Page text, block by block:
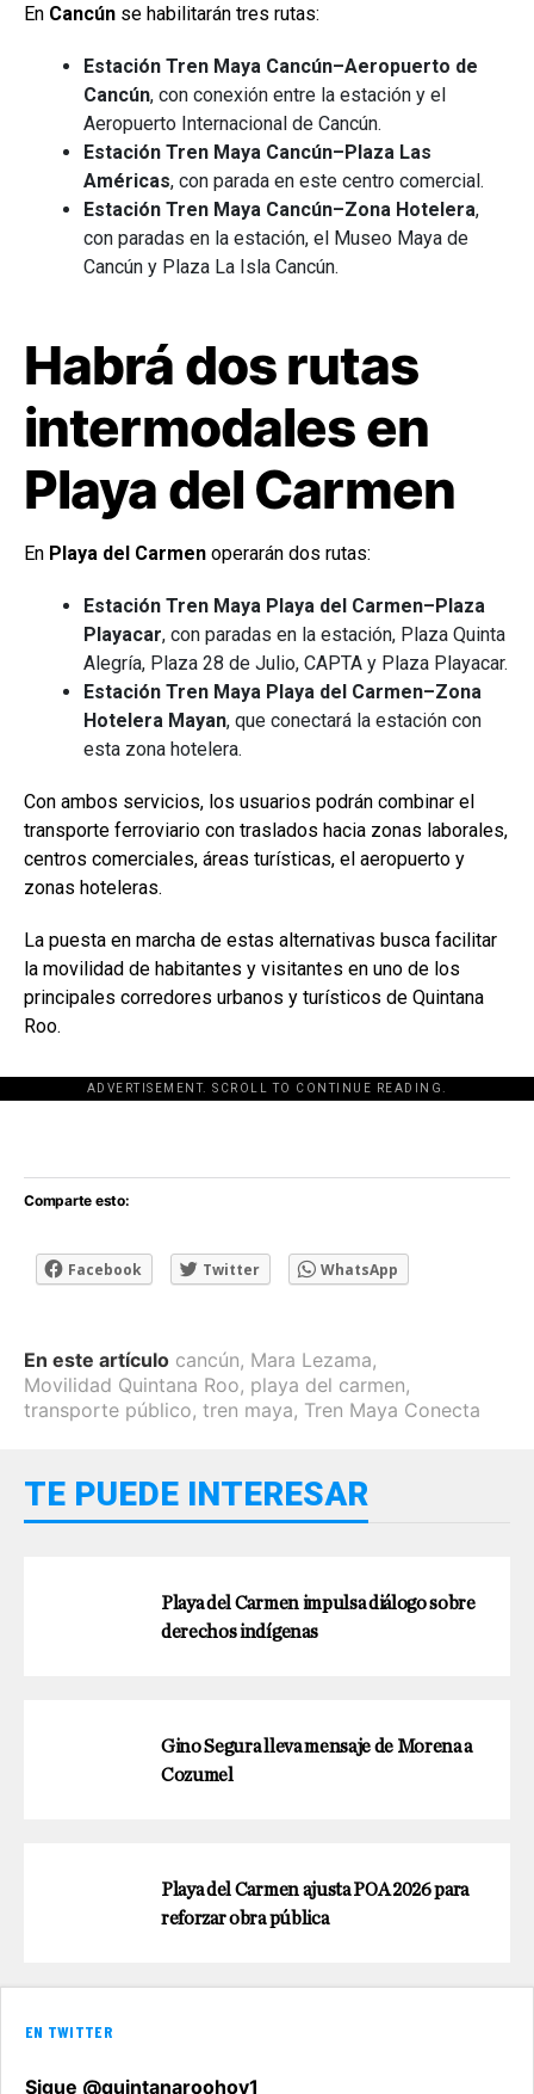
En Cancún se habilitarán tres rutas:
Estación Tren Maya Cancún–Aeropuerto de
Cancún, con conexión entre la estación y el
Aeropuerto Internacional de Cancún.
Estación Tren Maya Cancún–Plaza Las
Américas, con parada en este centro comercial.
Estación Tren Maya Cancún–Zona Hotelera,
con paradas en la estación, el Museo Maya de
Cancún y Plaza La Isla Cancún.
Habrá dos rutas
intermodales en
Playa del Carmen
En Playa del Carmen operarán dos rutas:
Estación Tren Maya Playa del Carmen–Plaza
Playacar, con paradas en la estación, Plaza Quinta
Alegría, Plaza 28 de Julio, CAPTA y Plaza Playacar.
Estación Tren Maya Playa del Carmen–Zona
Hotelera Mayan, que conectará la estación con
esta zona hotelera.
Con ambos servicios, los usuarios podrán combinar el
transporte ferroviario con traslados hacia zonas laborales,
centros comerciales, áreas turísticas, el aeropuerto y
zonas hoteleras.
La puesta en marcha de estas alternativas busca facilitar
la movilidad de habitantes y visitantes en uno de los
principales corredores urbanos y turísticos de Quintana
Roo.
ADVERTISEMENT. SCROLL TO CONTINUE READING.
[adsforwp id="243463"]
Comparte esto:
Facebook Twitter WhatsApp
En este artículo cancún, Mara Lezama,
Movilidad Quintana Roo, playa del carmen,
transporte público, tren maya, Tren Maya Conecta
TE PUEDE INTERESAR
Playa del Carmen impulsa diálogo sobre
derechos indígenas
Gino Segura lleva mensaje de Morena a
Cozumel
Playa del Carmen ajusta POA 2026 para
reforzar obra pública
EN TWITTER
Sigue @quintanaroohoy1